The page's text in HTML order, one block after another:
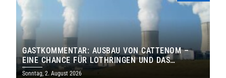
GASTKOMMENTAR: AUSBAU VON CATTENOM –
EINE CHANCE FÜR LOTHRINGEN UND DAS
SAARLAND
Sonntag, 2. August 2026